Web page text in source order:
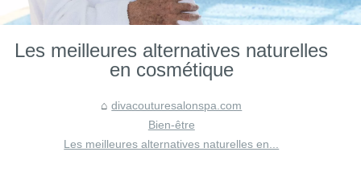
Les meilleures alternatives naturelles
en cosmétique
divacouturesalonspa.com
Bien-être
Les meilleures alternatives naturelles en...